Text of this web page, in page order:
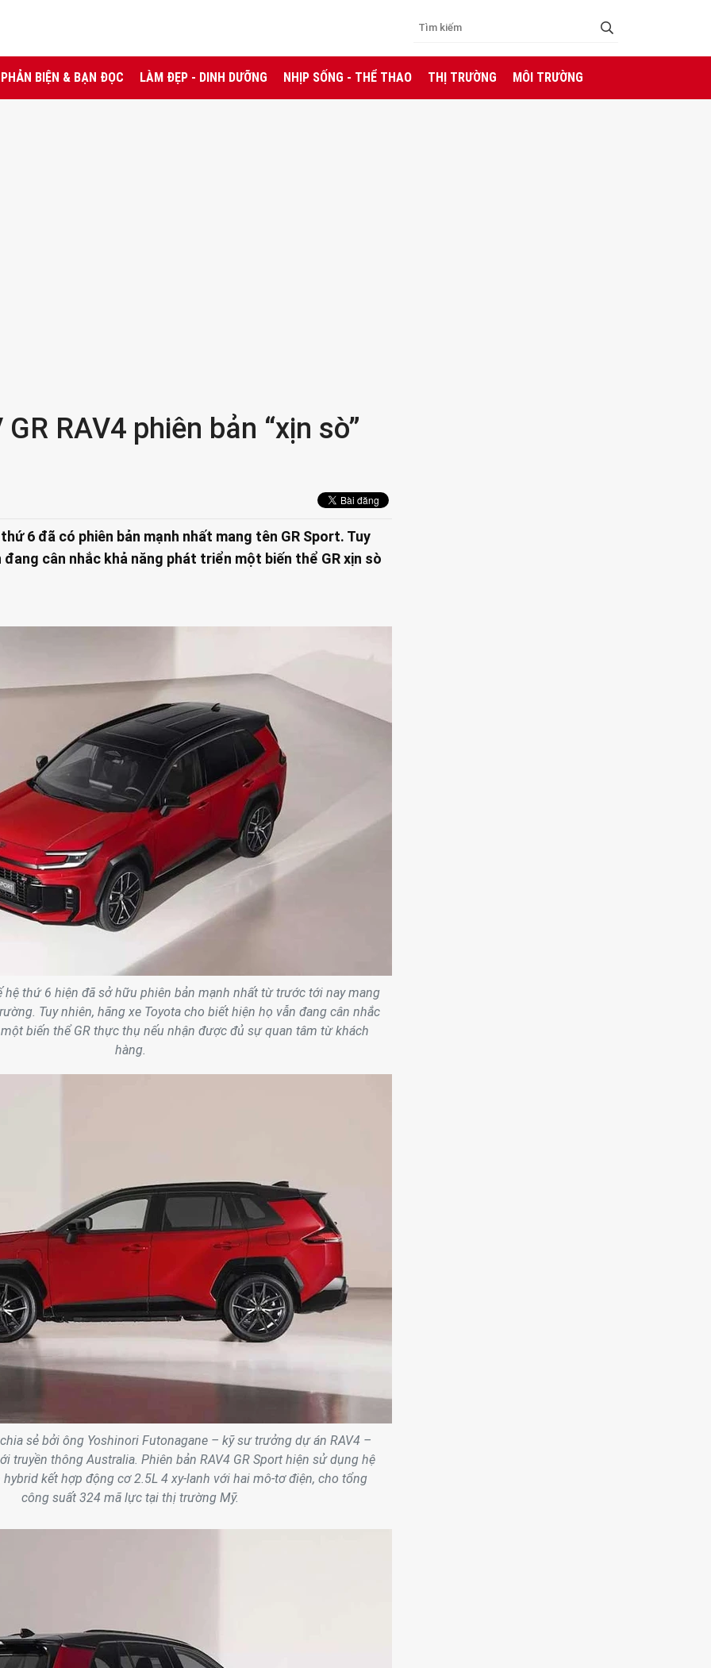
PHẢN BIỆN & BẠN ĐỌC LÀM ĐẸP - DINH DƯỠNG NHỊP SỐNG - THỂ THAO THỊ TRƯỜNG MÔI TRƯỜNG
RAV4 phiên bản “xịn sò”
6 đã có phiên bản mạnh nhất mang tên GR Sport. Tuy
đang cân nhắc khả năng phát triển một biến thể GR xịn sò
hệ thứ 6 hiện đã sở hữu phiên bản mạnh nhất từ trước tới nay mang
Tuy nhiên, hãng xe Toyota cho biết hiện họ vẫn đang cân nhắc
biến thể GR thực thụ nếu nhận được đủ sự quan tâm từ khách
hàng.
sẻ bởi ông Yoshinori Futonagane – kỹ sư trưởng dự án RAV4 –
truyền thông Australia. Phiên bản RAV4 GR Sport hiện sử dụng hệ
kết hợp động cơ 2.5L 4 xy-lanh với hai mô-tơ điện, cho tổng
công suất 324 mã lực tại thị trường Mỹ.